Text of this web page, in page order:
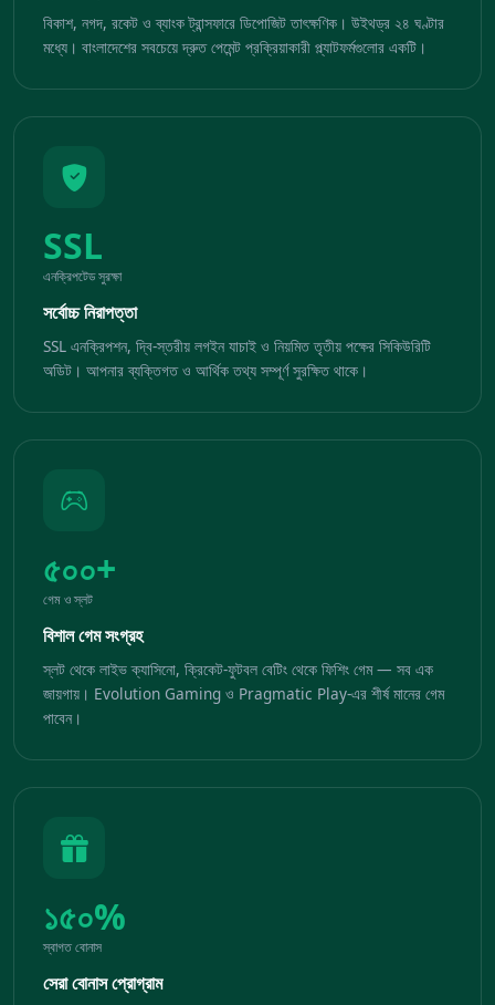
বিকাশ, নগদ, রকেট ও ব্যাংক ট্রান্সফারে ডিপোজিট তাৎক্ষণিক। উইথড্র ২৪ ঘণ্টার
মধ্যে। বাংলাদেশের সবচেয়ে দ্রুত পেমেন্ট প্রক্রিয়াকারী প্ল্যাটফর্মগুলোর একটি।
SSL
এনক্রিপটেড সুরক্ষা
সর্বোচ্চ নিরাপত্তা
SSL এনক্রিপশন, দ্বি-স্তরীয় লগইন যাচাই ও নিয়মিত তৃতীয় পক্ষের সিকিউরিটি
অডিট। আপনার ব্যক্তিগত ও আর্থিক তথ্য সম্পূর্ণ সুরক্ষিত থাকে।
৫০০+
গেম ও স্লট
বিশাল গেম সংগ্রহ
স্লট থেকে লাইভ ক্যাসিনো, ক্রিকেট-ফুটবল বেটিং থেকে ফিশিং গেম — সব এক
জায়গায়। Evolution Gaming ও Pragmatic Play-এর শীর্ষ মানের গেম
পাবেন।
১৫০%
স্বাগত বোনাস
সেরা বোনাস প্রোগ্রাম